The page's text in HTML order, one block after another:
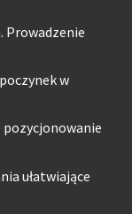
Prowadzenie
w
ułatwiające